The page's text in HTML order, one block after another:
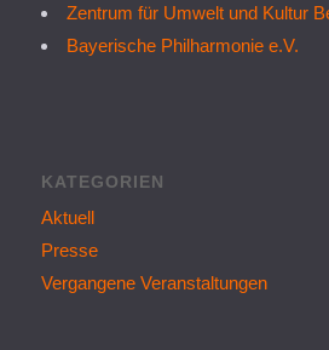
Zentrum für Umwelt und Kultur
Bayerische Philharmonie e.V.
KATEGORIEN
Aktuell
Presse
Vergangene Veranstaltungen